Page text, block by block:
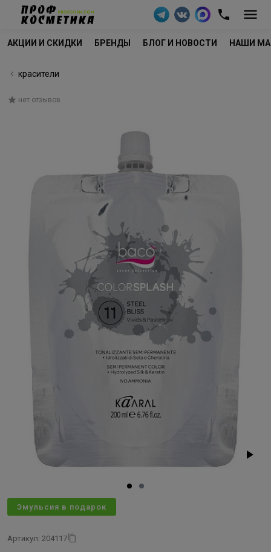
АКЦИИ И СКИДКИ БРЕНДЫ БЛОГ И НОВОСТИ НАШИ
красители
нет отзывов
Эмульсия в подарок
Артикул: 204117